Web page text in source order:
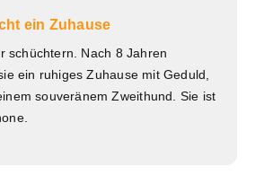
ein Zuhause
schüchtern. Nach 8 Jahren
ein ruhiges Zuhause mit Geduld,
souveränem Zweithund. Sie ist